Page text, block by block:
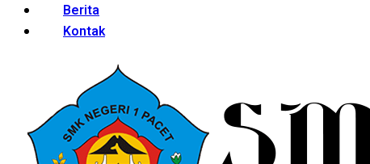
Berita
Kontak